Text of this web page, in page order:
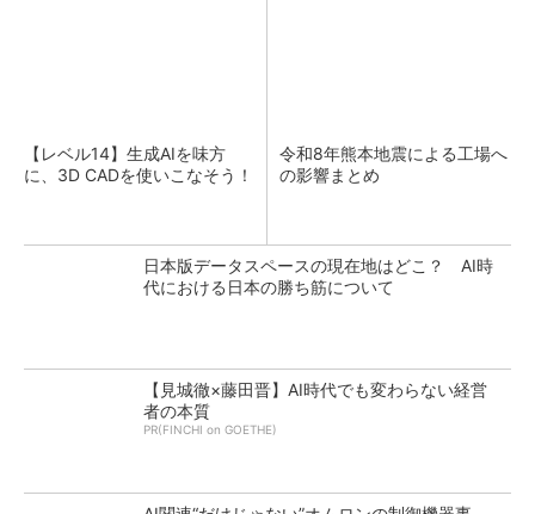
【レベル14】生成AIを味方
に、3D CADを使いこなそう！
令和8年熊本地震による工場へ
の影響まとめ
日本版データスペースの現在地はどこ？ AI時
代における日本の勝ち筋について
【見城徹×藤田晋】AI時代でも変わらない経営
者の本質
PR(FINCHI on GOETHE)